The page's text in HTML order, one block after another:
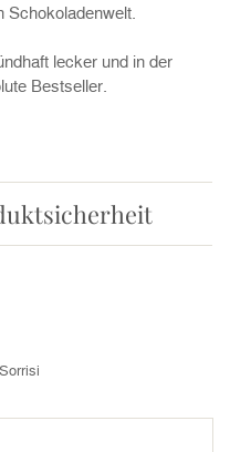
Schokoladenwelt.
lecker und in der
Bestseller.